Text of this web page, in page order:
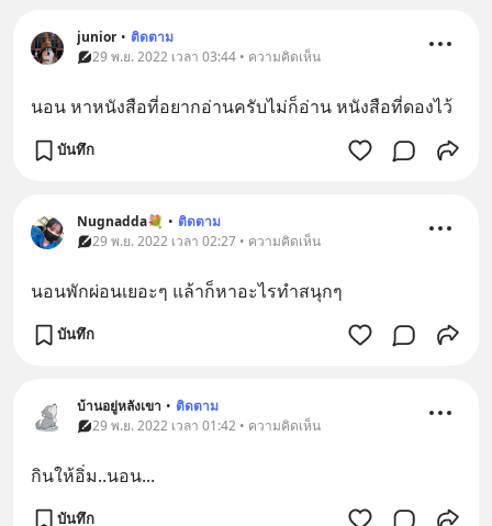
junior • ติดตาม
29 พ.ย. 2022 เวลา 03:44 • ความคิดเห็น
นอน หาหนังสือที่อยากอ่านครับไม่ก็อ่าน หนังสือที่ดองไว้
บันทึก
Nugnadda💐 • ติดตาม
29 พ.ย. 2022 เวลา 02:27 • ความคิดเห็น
นอนพักผ่อนเยอะๆ แล้าก็หาอะไรทำสนุกๆ
บันทึก
บ้านอยู่หลังเขา • ติดตาม
29 พ.ย. 2022 เวลา 01:42 • ความคิดเห็น
กินให้อิ่ม..นอน...
บันทึก